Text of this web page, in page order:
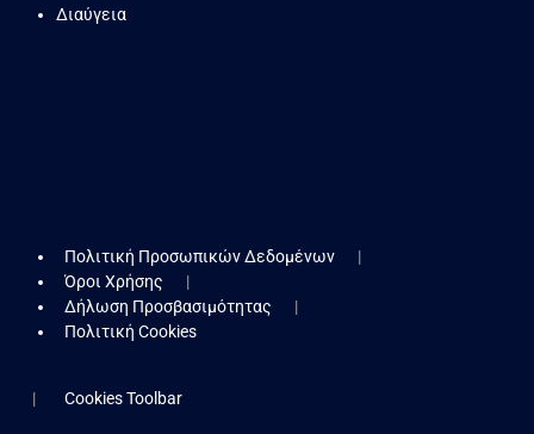
Διαύγεια
Πολιτική Προσωπικών Δεδομένων
Όροι Χρήσης
Δήλωση Προσβασιμότητας
Πολιτική Cookies
Cookies Toolbar